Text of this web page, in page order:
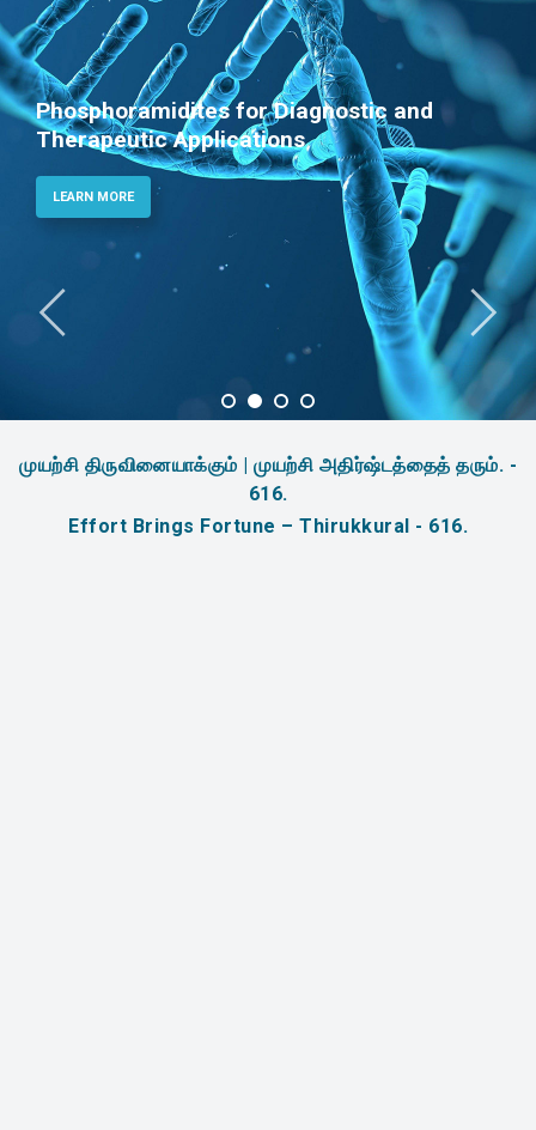
Phosphoramidites for Diagnostic and
Therapeutic Applications
LEARN MORE
முயற்சி திருவினையாக்கும் | முயற்சி அதிர்ஷ்டத்தைத் தரும். -
616.
Effort Brings Fortune – Thirukkural - 616.